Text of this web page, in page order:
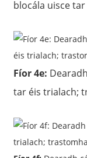
blocála uisce
Fíor 4e:
tar éis trialach;